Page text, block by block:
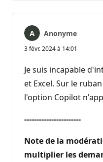
Anonyme
3 févr. 2024 à 14:01
Je suis incapable
et Excel. Sur le
l'option Copilot
-----------------------
Note de la
multiplier les